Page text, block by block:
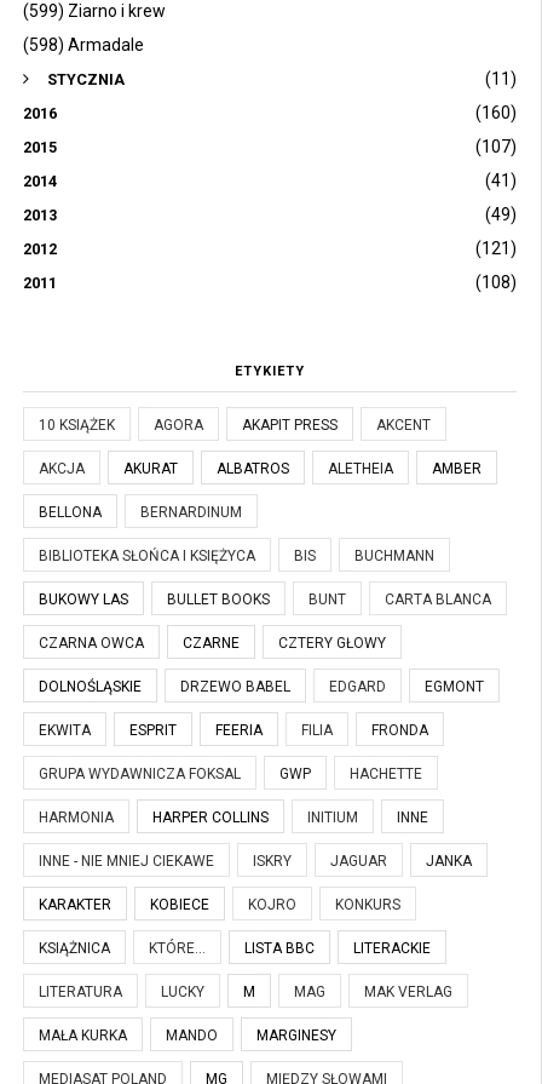
(599) Ziarno i krew
(598) Armadale
STYCZNIA (11)
2016 (160)
2015 (107)
2014 (41)
2013 (49)
2012 (121)
2011 (108)
ETYKIETY
10 KSIĄŻEK AGORA AKAPIT PRESS AKCENT
AKCJA AKURAT ALBATROS ALETHEIA AMBER
BELLONA BERNARDINUM
BIBLIOTEKA SŁOŃCA I KSIĘŻYCA BIS BUCHMANN
BUKOWY LAS BULLET BOOKS BUNT CARTA BLANCA
CZARNA OWCA CZARNE CZTERY GŁOWY
DOLNOŚLĄSKIE DRZEWO BABEL EDGARD EGMONT
EKWITA ESPRIT FEERIA FILIA FRONDA
GRUPA WYDAWNICZA FOKSAL GWP HACHETTE
HARMONIA HARPER COLLINS INITIUM INNE
INNE - NIE MNIEJ CIEKAWE ISKRY JAGUAR JANKA
KARAKTER KOBIECE KOJRO KONKURS
KSIĄŻNICA KTÓRE... LISTA BBC LITERACKIE
LITERATURA LUCKY M MAG MAK VERLAG
MAŁA KURKA MANDO MARGINESY
MEDIASAT POLAND MG MIĘDZY SŁOWAMI